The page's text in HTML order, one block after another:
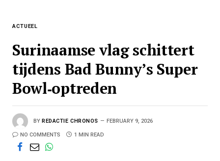
ACTUEEL
Surinaamse vlag schittert
tijdens Bad Bunny’s Super
Bowl‑optreden
BY REDACTIE CHRONOS FEBRUARY 9, 2026
NO COMMENTS 1 MIN READ